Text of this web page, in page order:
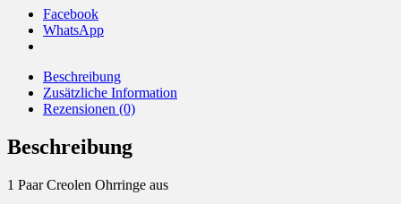
Facebook
WhatsApp
Beschreibung
Zusätzliche Information
Rezensionen (0)
Beschreibung
1 Paar Creolen Ohrringe aus